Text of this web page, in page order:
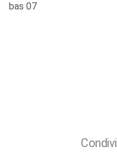
bas 07